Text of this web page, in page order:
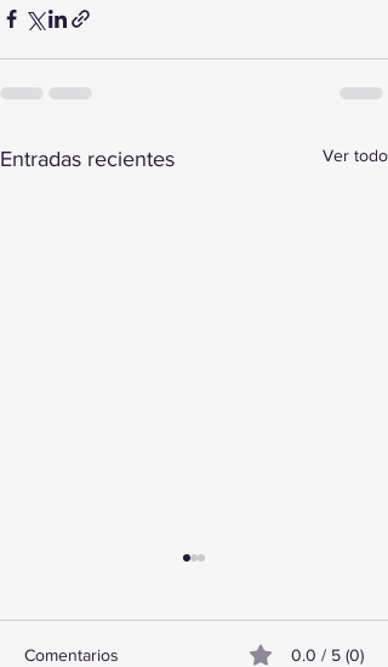
Entradas recientes Ver todo
Comentarios 0.0 / 5 (0)